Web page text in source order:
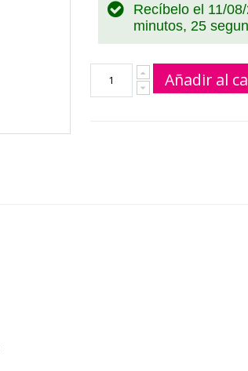
Recíbelo el 11/
minutos, 24
Añadir al